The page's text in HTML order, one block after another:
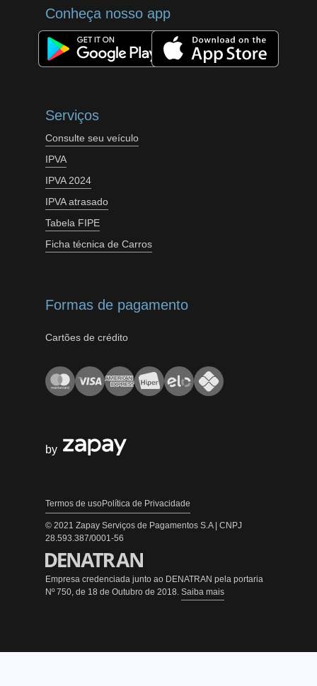
Conheça nosso app
Serviços
Consulte seu veículo
IPVA
IPVA 2024
IPVA atrasado
Tabela FIPE
Ficha técnica de Carros
Formas de pagamento
Cartões de crédito
by
Empresa credenciada junto ao DENATRAN pela portaria
Nº 750, de 18 de Outubro de 2018. Saiba mais
Termos de usoPolítica de Privacidade
© 2021 Zapay Serviços de Pagamentos S.A | CNPJ
28.593.387/0001-56